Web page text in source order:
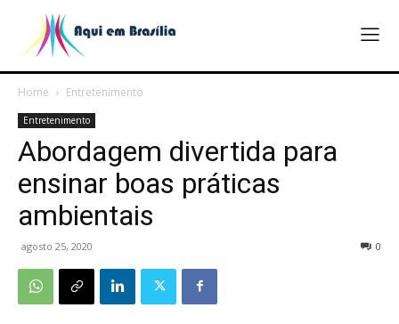
Home Entretenimento
Entretenimento
Abordagem divertida para
ensinar boas práticas
ambientais
agosto 25, 2020 0